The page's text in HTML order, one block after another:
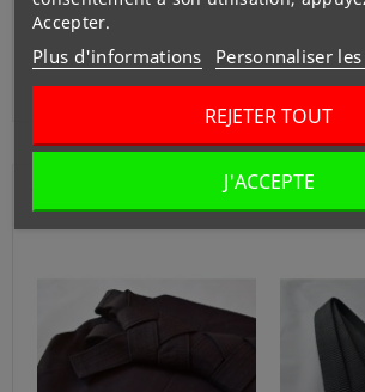
Vous Pourriez Aussi Aimer
Accepter.
Plus d'informations Personnaliser
REJETER TOUT
J'ACCEPTE